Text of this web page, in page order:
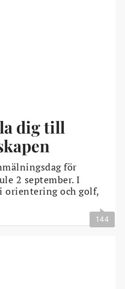
dig till
för
2 september. I
orientering och golf,
144